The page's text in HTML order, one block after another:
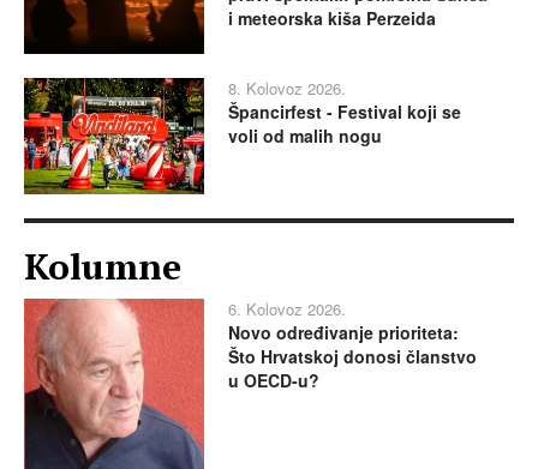
i meteorska kiša Perzeida
8. Kolovoz 2026.
Špancirfest - Festival koji se
voli od malih nogu
Kolumne
6. Kolovoz 2026.
Novo određivanje prioriteta:
Što Hrvatskoj donosi članstvo
u OECD-u?